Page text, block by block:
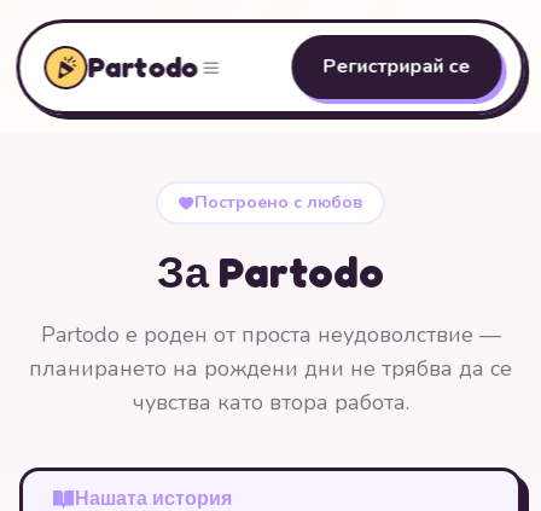
Partodo Регистрирай се
Построено с любов
За Partodo
Partodo е роден от проста неудоволствие —
планирането на рождени дни не трябва да се
чувства като втора работа.
Нашата история